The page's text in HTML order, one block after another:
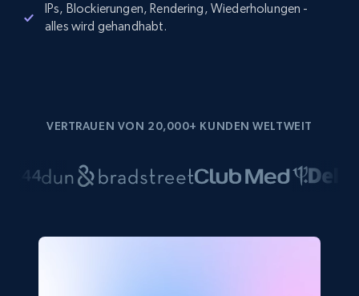
IPs, Blockierungen, Rendering, Wiederholungen -
alles wird gehandhabt.
VERTRAUEN VON 20,000+ KUNDEN WELTWEIT